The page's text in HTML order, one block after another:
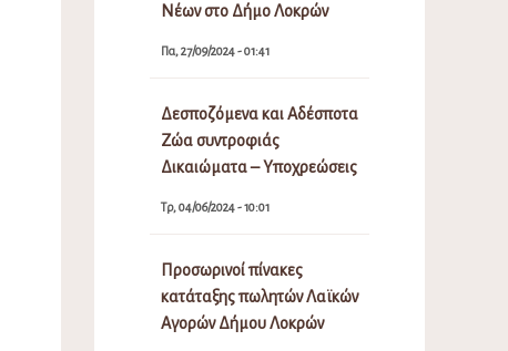
Νέων στο Δήμο Λοκρών
Πα, 27/09/2024 - 01:41
Δεσποζόμενα και Αδέσποτα
Ζώα συντροφιάς
Δικαιώματα – Υποχρεώσεις
Τρ, 04/06/2024 - 10:01
Προσωρινοί πίνακες
κατάταξης πωλητών Λαϊκών
Αγορών Δήμου Λοκρών